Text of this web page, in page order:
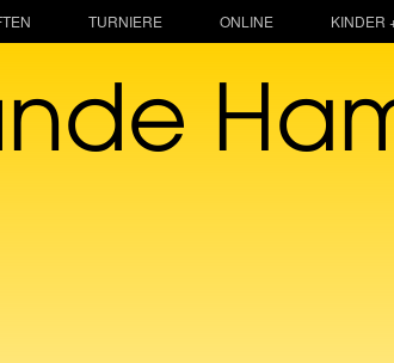
TURNIERE ONLINE KINDER